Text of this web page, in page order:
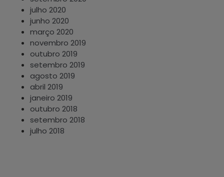
julho 2020
junho 2020
março 2020
novembro 2019
outubro 2019
setembro 2019
agosto 2019
abril 2019
janeiro 2019
outubro 2018
setembro 2018
julho 2018